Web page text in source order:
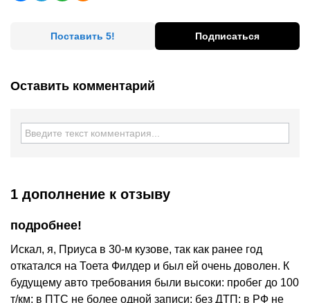
Поставить 5! Подписаться
Оставить комментарий
1 дополнение к отзыву
подробнее!
Искал, я, Приуса в 30-м кузове, так как ранее год
откатался на Тоета Филдер и был ей очень доволен. К
будущему авто требования были высоки: пробег до 100
т/км; в ПТС не более одной записи; без ДТП; в РФ не